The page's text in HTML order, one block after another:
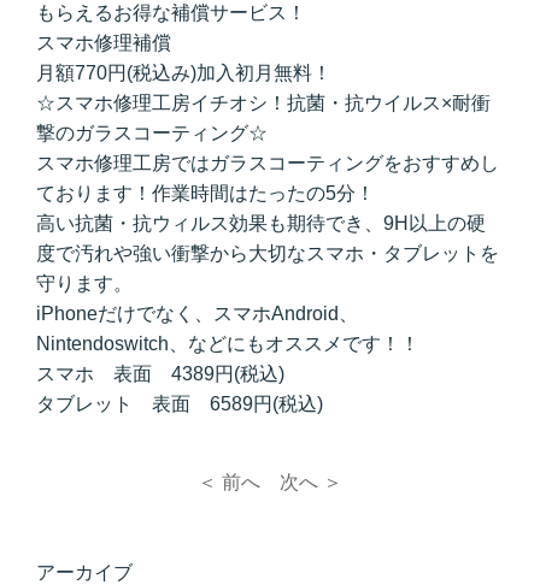
もらえるお得な補償サービス！
スマホ修理補償
月額770円(税込み)加入初月無料！
☆スマホ修理工房イチオシ！抗菌・抗ウイルス×耐衝
撃のガラスコーティング☆
スマホ修理工房ではガラスコーティングをおすすめし
ております！作業時間はたったの5分！
高い抗菌・抗ウィルス効果も期待でき、9H以上の硬
度で汚れや強い衝撃から大切なスマホ・タブレットを
守ります。
iPhoneだけでなく、スマホAndroid、
Nintendoswitch、などにもオススメです！！
スマホ 表面 4389円(税込)
タブレット 表面 6589円(税込)
＜ 前へ 次へ ＞
アーカイブ